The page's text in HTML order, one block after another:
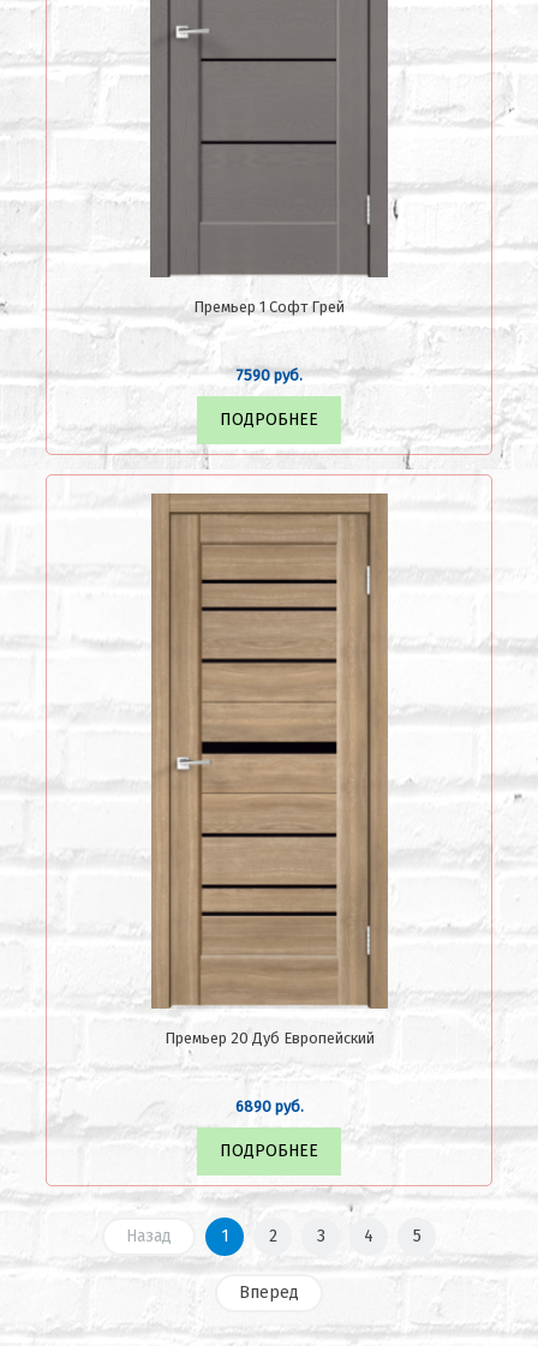
Премьер 1 Софт Грей
7590 руб.
ПОДРОБНЕЕ
Премьер 20 Дуб Европейский
6890 руб.
ПОДРОБНЕЕ
Назад 1 2 3 4 5
Вперед